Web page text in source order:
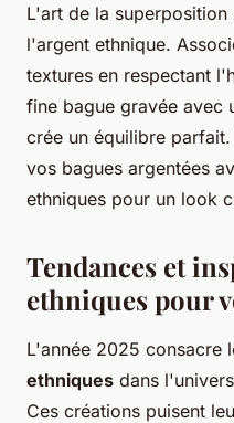
L'art de la
l'argent ethnique.
textures en respectant
fine bague gravée avec
crée un équilibre
vos bagues argentées
ethniques pour un look
Tendances et
ethniques pour
L'année 2025 consacre
ethniques dans
Ces créations puisent